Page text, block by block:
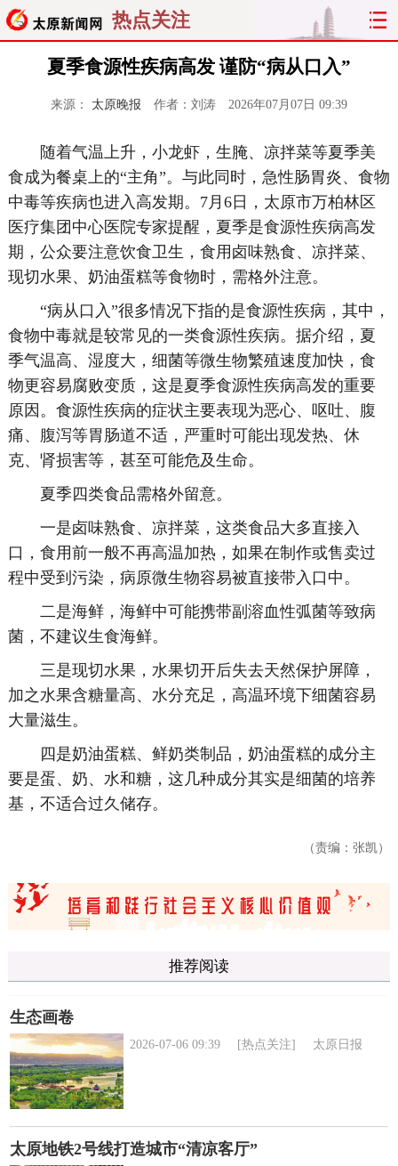
热点关注
夏季食源性疾病高发 谨防“病从口入”
来源： 太原晚报 作者：刘涛 2026年07月07日 09:39
随着气温上升，小龙虾，生腌、凉拌菜等夏季美
食成为餐桌上的“主角”。与此同时，急性肠胃炎、食物
中毒等疾病也进入高发期。7月6日，太原市万柏林区
医疗集团中心医院专家提醒，夏季是食源性疾病高发
期，公众要注意饮食卫生，食用卤味熟食、凉拌菜、
现切水果、奶油蛋糕等食物时，需格外注意。
“病从口入”很多情况下指的是食源性疾病，其中，
食物中毒就是较常见的一类食源性疾病。据介绍，夏
季气温高、湿度大，细菌等微生物繁殖速度加快，食
物更容易腐败变质，这是夏季食源性疾病高发的重要
原因。食源性疾病的症状主要表现为恶心、呕吐、腹
痛、腹泻等胃肠道不适，严重时可能出现发热、休
克、肾损害等，甚至可能危及生命。
夏季四类食品需格外留意。
一是卤味熟食、凉拌菜，这类食品大多直接入
口，食用前一般不再高温加热，如果在制作或售卖过
程中受到污染，病原微生物容易被直接带入口中。
二是海鲜，海鲜中可能携带副溶血性弧菌等致病
菌，不建议生食海鲜。
三是现切水果，水果切开后失去天然保护屏障，
加之水果含糖量高、水分充足，高温环境下细菌容易
大量滋生。
四是奶油蛋糕、鲜奶类制品，奶油蛋糕的成分主
要是蛋、奶、水和糖，这几种成分其实是细菌的培养
基，不适合过久储存。
（责编：张凯）
推荐阅读
生态画卷
2026-07-06 09:39 [热点关注] 太原日报
太原地铁2号线打造城市“清凉客厅”